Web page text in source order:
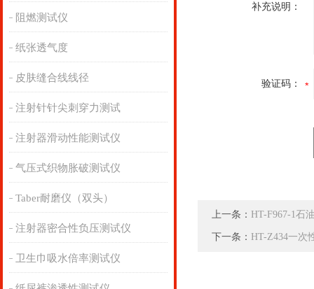
阻燃测试仪
纸张透气度
皮肤缝合线线径
注射针针尖刺穿力测试
注射器滑动性能测试仪
气压式织物胀破测试仪
Taber耐磨仪（双头）
注射器密合性负压测试仪
卫生巾吸水倍率测试仪
补充说明：
验证码：
上一条： HT-F967-1石
下一条： HT-Z434一次